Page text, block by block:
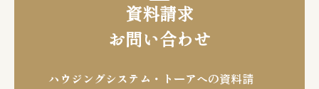
資料請求
お問い合わせ
ハウジングシステム・トーアへの資料請